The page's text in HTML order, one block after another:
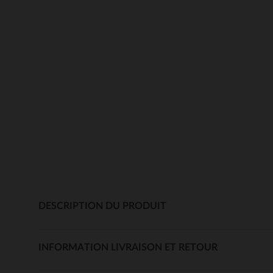
DESCRIPTION DU PRODUIT
INFORMATION LIVRAISON ET RETOUR